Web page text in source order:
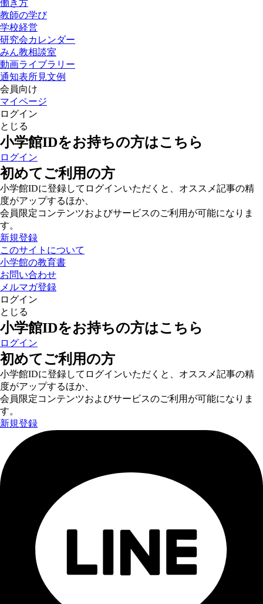
働き方
教師の学び
学校経営
研究会カレンダー
みん教相談室
動画ライブラリー
通知表所見文例
会員向け
マイページ
ログイン
とじる
小学館IDをお持ちの方はこちら
ログイン
初めてご利用の方
小学館IDに登録してログインいただくと、オススメ記事の精
度がアップするほか、
会員限定コンテンツおよびサービスのご利用が可能になりま
す。
新規登録
このサイトについて
小学館の教育書
お問い合わせ
メルマガ登録
ログイン
とじる
小学館IDをお持ちの方はこちら
ログイン
初めてご利用の方
小学館IDに登録してログインいただくと、オススメ記事の精
度がアップするほか、
会員限定コンテンツおよびサービスのご利用が可能になりま
す。
新規登録